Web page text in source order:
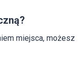
miejsca, możesz